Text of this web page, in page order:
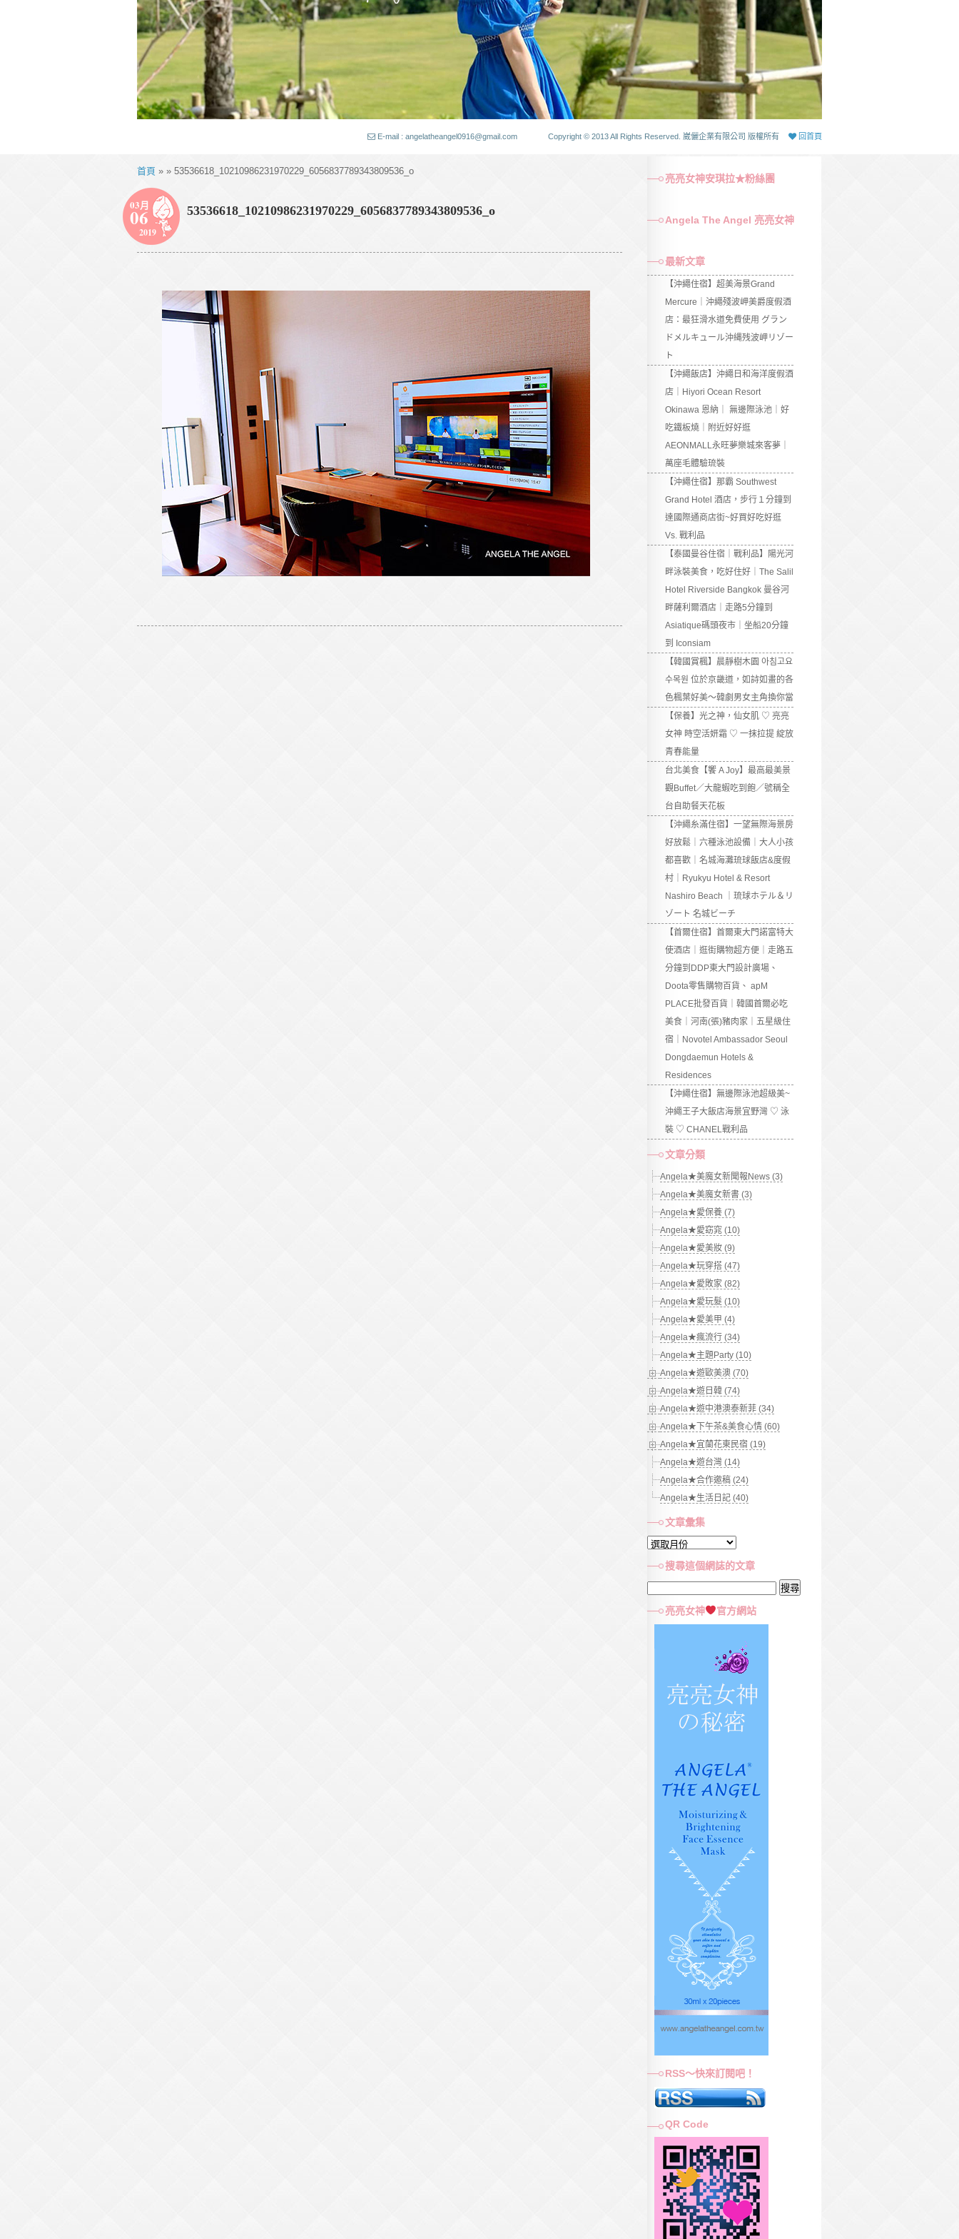
E-mail : angelatheangel0916@gmail.com Copyright © 2013 All Rights Reserved. 崴儷企業有限公司 版權所有 回首頁
首頁 » » 53536618_10210986231970229_6056837789343809536_o
03月
06
2019
53536618_10210986231970229_6056837789343809536_o
亮亮女神安琪拉★粉絲團
Angela The Angel 亮亮女神
最新文章
【沖繩住宿】超美海景Grand
Mercure｜沖繩殘波岬美爵度假酒
店：最狂滑水道免費使用 グラン
ドメルキュール沖縄残波岬リゾー
ト
【沖繩飯店】沖繩日和海洋度假酒
店｜Hiyori Ocean Resort
Okinawa 恩納｜ 無邊際泳池｜好
吃鐵板燒｜附近好好逛
AEONMALL永旺夢樂城來客夢｜
萬座毛體驗琉裝
【沖繩住宿】那霸 Southwest
Grand Hotel 酒店，步行１分鐘到
達國際通商店街~好買好吃好逛
Vs. 戰利品
【泰國曼谷住宿｜戰利品】陽光河
畔泳裝美食，吃好住好｜The Salil
Hotel Riverside Bangkok 曼谷河
畔薩利爾酒店｜走路5分鐘到
Asiatique碼頭夜市｜坐船20分鐘
到 Iconsiam
【韓國賞楓】晨靜樹木園 아침고요
수목원 位於京畿道，如詩如畫的各
色楓葉好美～韓劇男女主角換你當
【保養】光之神，仙女肌 ♡ 亮亮
女神 時空活妍霜 ♡ 一抹拉提 綻放
青春能量
台北美食【饗 A Joy】最高最美景
觀Buffet／大龍蝦吃到飽／號稱全
台自助餐天花板
【沖繩糸滿住宿】一望無際海景房
好放鬆｜六種泳池設備｜大人小孩
都喜歡｜名城海灘琉球飯店&度假
村｜Ryukyu Hotel & Resort
Nashiro Beach ｜琉球ホテル＆リ
ゾート 名城ビーチ
【首爾住宿】首爾東大門諾富特大
使酒店｜逛街購物超方便｜走路五
分鐘到DDP東大門設計廣場、
Doota零售購物百貨、 apM
PLACE批發百貨｜韓國首爾必吃
美食｜河南(張)豬肉家｜五星級住
宿｜Novotel Ambassador Seoul
Dongdaemun Hotels &
Residences
【沖繩住宿】無邊際泳池超級美~
沖繩王子大飯店海景宜野灣 ♡ 泳
裝 ♡ CHANEL戰利品
文章分類
Angela★美魔女新聞報News (3)
Angela★美魔女新書 (3)
Angela★愛保養 (7)
Angela★愛窈窕 (10)
Angela★愛美妝 (9)
Angela★玩穿搭 (47)
Angela★愛敗家 (82)
Angela★愛玩髮 (10)
Angela★愛美甲 (4)
Angela★瘋流行 (34)
Angela★主題Party (10)
Angela★遊歐美澳 (70)
Angela★遊日韓 (74)
Angela★遊中港澳泰新菲 (34)
Angela★下午茶&美食心情 (60)
Angela★宜蘭花東民宿 (19)
Angela★遊台灣 (14)
Angela★合作邀稿 (24)
Angela★生活日記 (40)
文章彙集
文
彙
集
搜尋這個網誌的文章
關
亮亮女神 官方網站
RSS～快來訂閱吧！
QR Code